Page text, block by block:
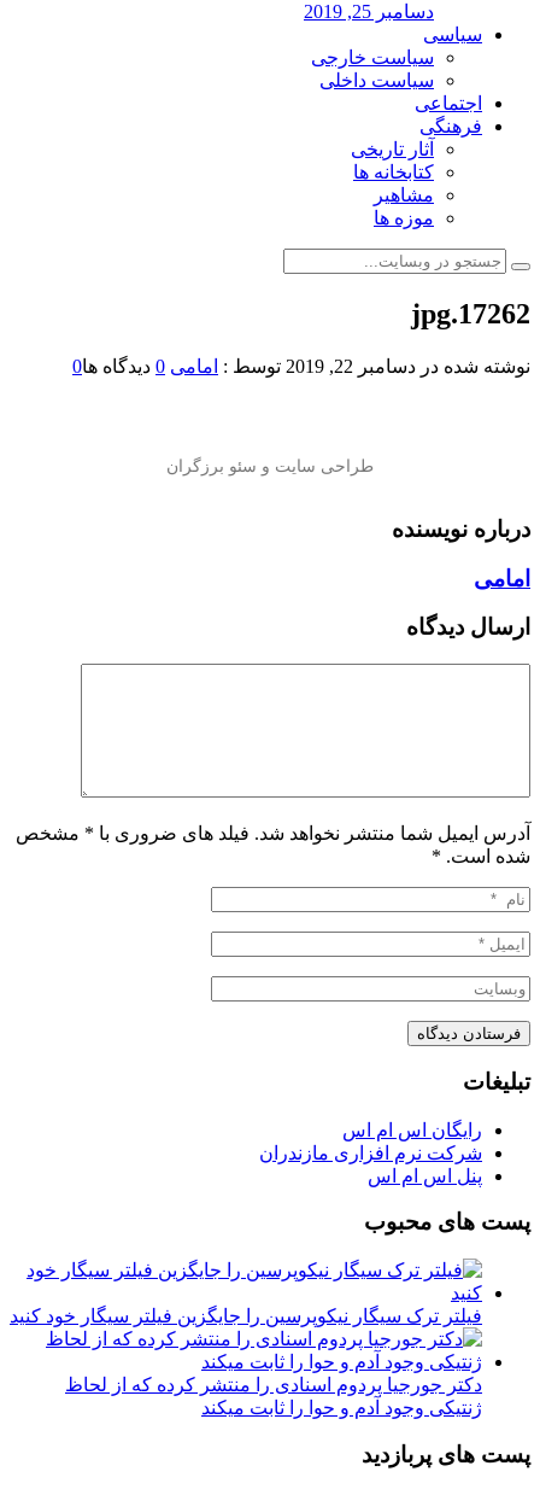
دسامبر 25, 2019
سیاسی
سیاست خارجی
سیاست داخلی
اجتماعی
فرهنگی
آثار تاریخی
کتابخانه ها
مشاهیر
موزه ها
17262.jpg
نوشته شده در دسامبر 22, 2019 توسط : امامی 0 دیدگاه ها0
درباره نویسنده
امامی
ارسال دیدگاه
آدرس ایمیل شما منتشر نخواهد شد. فیلد های ضروری با * مشخص
شده است. *
تبلیغات
رایگان اس ام اس
شرکت نرم افزاری مازندران
پنل اس ام اس
پست های محبوب
فیلتر ترک سیگار نیکوپرسین را جایگزین فیلتر سیگار خود کنید
دکتر جورجیا پردوم اسنادی را منتشر کرده که از لحاظ
ژنتیکی وجود آدم و حوا را ثابت میکند
پست های پربازدید